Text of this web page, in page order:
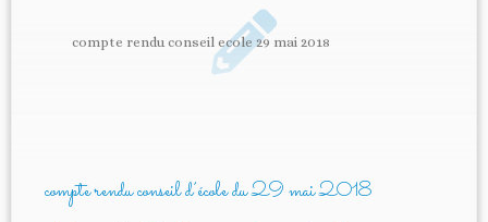
compte rendu conseil ecole 29 mai 2018
compte rendu conseil d’école du 29 mai 2018